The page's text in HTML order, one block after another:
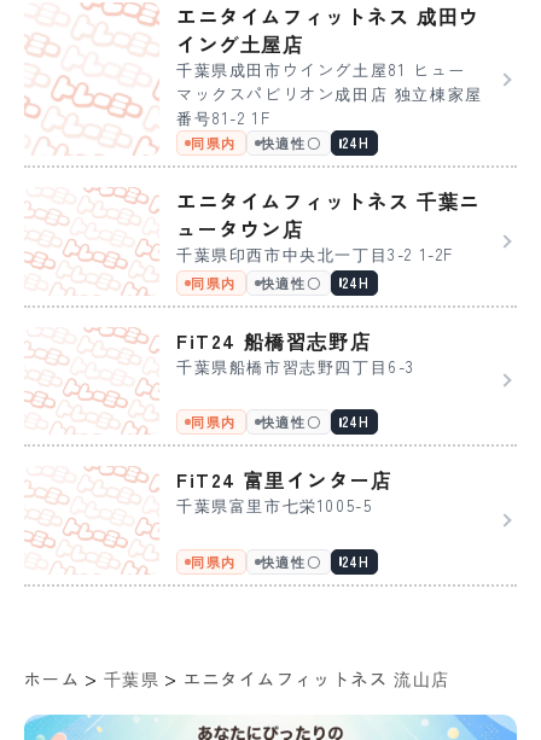
エニタイムフィットネス 成田ウ
イング土屋店
千葉県成田市ウイング土屋81 ヒュー
マックスパビリオン成田店 独立棟家屋
番号81-2 1F
同県内 快適性〇 24H
エニタイムフィットネス 千葉ニ
ュータウン店
千葉県印西市中央北一丁目3-2 1-2F
同県内 快適性〇 24H
FiT24 船橋習志野店
千葉県船橋市習志野四丁目6-3
同県内 快適性〇 24H
FiT24 富里インター店
千葉県富里市七栄1005-5
同県内 快適性〇 24H
ホーム > 千葉県 > エニタイムフィットネス 流山店